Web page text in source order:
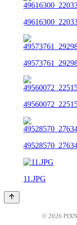
11.JPG
© 2026